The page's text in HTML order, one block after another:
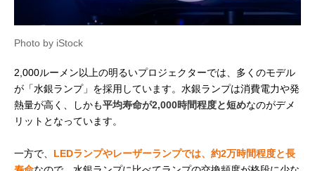
Photo by iStock
2,000ルーメン以上の明るいプロジェクターでは、多くのモデル
が「水銀ランプ」を採用しています。水銀ランプは消費電力や発
熱量が高く、しかも平均寿命が2,000時間程度と短めなのがデメ
リットとなっています。
一方で、 LEDランプやレーザーランプでは、約2万時間程度と長